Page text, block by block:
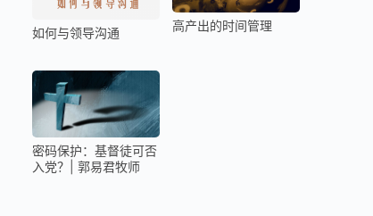
如何与领导沟通 高产出的时间管理
密码保护：基督徒可否
入党？| 郭易君牧师